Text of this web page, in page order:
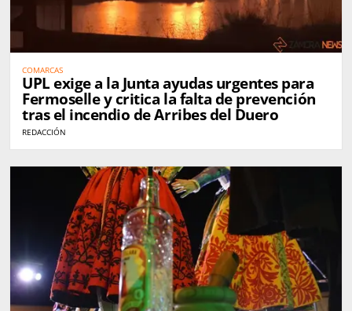
COMARCAS
UPL exige a la Junta ayudas urgentes para
Fermoselle y critica la falta de prevención
tras el incendio de Arribes del Duero
REDACCIÓN